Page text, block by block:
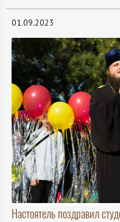
01.09.2023
Настоятель поздравил